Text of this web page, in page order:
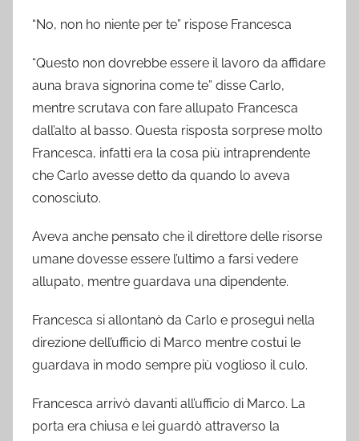
“No, non ho niente per te” rispose Francesca
“Questo non dovrebbe essere il lavoro da affidare
auna brava signorina come te” disse Carlo,
mentre scrutava con fare allupato Francesca
dall’alto al basso. Questa risposta sorprese molto
Francesca, infatti era la cosa più intraprendente
che Carlo avesse detto da quando lo aveva
conosciuto.
Aveva anche pensato che il direttore delle risorse
umane dovesse essere l’ultimo a farsi vedere
allupato, mentre guardava una dipendente.
Francesca si allontanò da Carlo e proseguì nella
direzione dell’ufficio di Marco mentre costui le
guardava in modo sempre più voglioso il culo.
Francesca arrivò davanti all’ufficio di Marco. La
porta era chiusa e lei guardò attraverso la